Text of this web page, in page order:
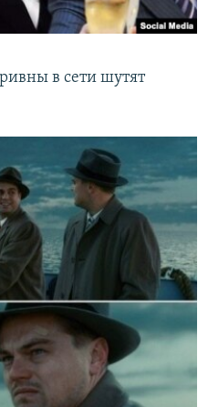
в сети шутят